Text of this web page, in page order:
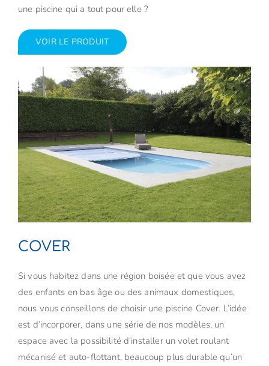
une piscine qui a tout pour elle ?
VOIR LE PRODUIT
COVER
Si vous habitez dans une région boisée et que vous avez
des enfants en bas âge ou des animaux domestiques,
nous vous conseillons de choisir une piscine Cover. L’idée
est d’incorporer, dans une série de nos modèles, un
espace avec la possibilité d’installer un volet roulant
mécanisé et auto-flottant, beaucoup plus durable qu’un